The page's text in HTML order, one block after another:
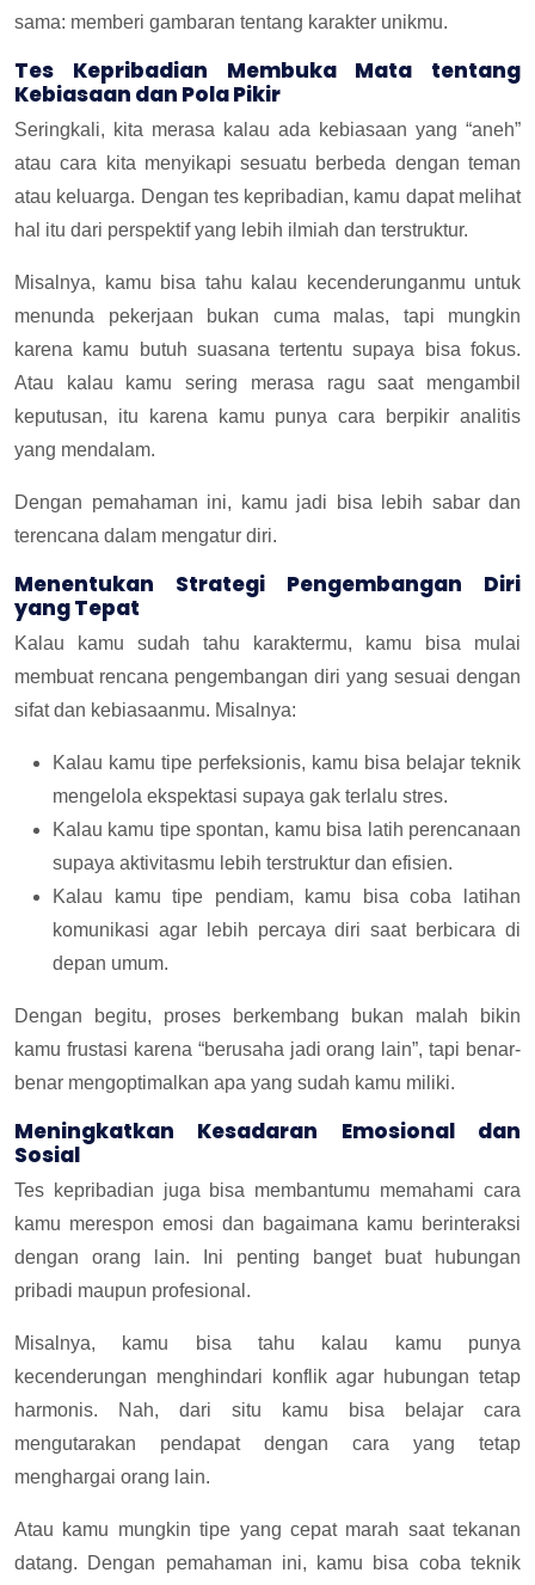
sama: memberi gambaran tentang karakter unikmu.
Tes Kepribadian Membuka Mata tentang
Kebiasaan dan Pola Pikir
Seringkali, kita merasa kalau ada kebiasaan yang “aneh”
atau cara kita menyikapi sesuatu berbeda dengan teman
atau keluarga. Dengan tes kepribadian, kamu dapat melihat
hal itu dari perspektif yang lebih ilmiah dan terstruktur.
Misalnya, kamu bisa tahu kalau kecenderunganmu untuk
menunda pekerjaan bukan cuma malas, tapi mungkin
karena kamu butuh suasana tertentu supaya bisa fokus.
Atau kalau kamu sering merasa ragu saat mengambil
keputusan, itu karena kamu punya cara berpikir analitis
yang mendalam.
Dengan pemahaman ini, kamu jadi bisa lebih sabar dan
terencana dalam mengatur diri.
Menentukan Strategi Pengembangan Diri
yang Tepat
Kalau kamu sudah tahu karaktermu, kamu bisa mulai
membuat rencana pengembangan diri yang sesuai dengan
sifat dan kebiasaanmu. Misalnya:
Kalau kamu tipe perfeksionis, kamu bisa belajar teknik
mengelola ekspektasi supaya gak terlalu stres.
Kalau kamu tipe spontan, kamu bisa latih perencanaan
supaya aktivitasmu lebih terstruktur dan efisien.
Kalau kamu tipe pendiam, kamu bisa coba latihan
komunikasi agar lebih percaya diri saat berbicara di
depan umum.
Dengan begitu, proses berkembang bukan malah bikin
kamu frustasi karena “berusaha jadi orang lain”, tapi benar-
benar mengoptimalkan apa yang sudah kamu miliki.
Meningkatkan Kesadaran Emosional dan
Sosial
Tes kepribadian juga bisa membantumu memahami cara
kamu merespon emosi dan bagaimana kamu berinteraksi
dengan orang lain. Ini penting banget buat hubungan
pribadi maupun profesional.
Misalnya, kamu bisa tahu kalau kamu punya
kecenderungan menghindari konflik agar hubungan tetap
harmonis. Nah, dari situ kamu bisa belajar cara
mengutarakan pendapat dengan cara yang tetap
menghargai orang lain.
Atau kamu mungkin tipe yang cepat marah saat tekanan
datang. Dengan pemahaman ini, kamu bisa coba teknik